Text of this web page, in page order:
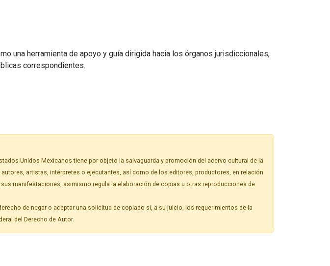
una herramienta de apoyo y guía dirigida hacia los órganos jurisdiccionales,
correspondientes.
Unidos Mexicanos tiene por objeto la salvaguarda y promoción del acervo cultural de la
artistas, intérpretes o ejecutantes, así como de los editores, productores, en relación
manifestaciones, asimismo regula la elaboración de copias u otras reproducciones de
de negar o aceptar una solicitud de copiado si, a su juicio, los requerimientos de la
del Derecho de Autor.